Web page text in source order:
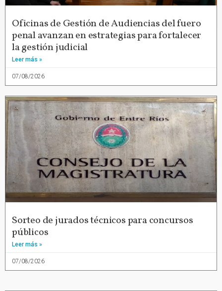
Oficinas de Gestión de Audiencias del fuero
penal avanzan en estrategias para fortalecer
la gestión judicial
Leer más »
07/08/2026
Sorteo de jurados técnicos para concursos
públicos
Leer más »
07/08/2026